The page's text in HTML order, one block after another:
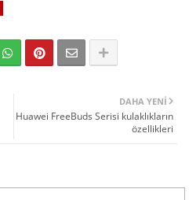
DAHA YENI
Huawei FreeBuds Serisi kulaklıkların
özellikleri